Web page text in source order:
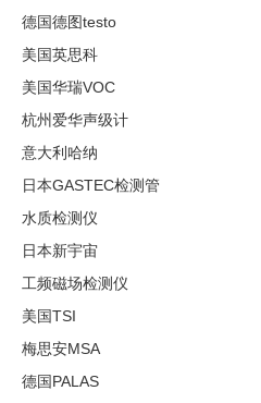
德国德图testo
美国英思科
美国华瑞VOC
杭州爱华声级计
意大利哈纳
日本GASTEC检测管
水质检测仪
日本新宇宙
工频磁场检测仪
美国TSI
梅思安MSA
德国PALAS